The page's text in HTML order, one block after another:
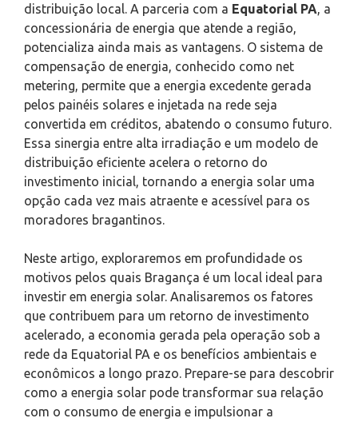
distribuição local. A parceria com a Equatorial PA , a
concessionária de energia que atende a região,
potencializa ainda mais as vantagens. O sistema de
compensação de energia, conhecido como net
metering, permite que a energia excedente gerada
pelos painéis solares e injetada na rede seja
convertida em créditos, abatendo o consumo futuro.
Essa sinergia entre alta irradiação e um modelo de
distribuição eficiente acelera o retorno do
investimento inicial, tornando a energia solar uma
opção cada vez mais atraente e acessível para os
moradores bragantinos.
Neste artigo, exploraremos em profundidade os
motivos pelos quais Bragança é um local ideal para
investir em energia solar. Analisaremos os fatores
que contribuem para um retorno de investimento
acelerado, a economia gerada pela operação sob a
rede da Equatorial PA e os benefícios ambientais e
econômicos a longo prazo. Prepare-se para descobrir
como a energia solar pode transformar sua relação
com o consumo de energia e impulsionar a